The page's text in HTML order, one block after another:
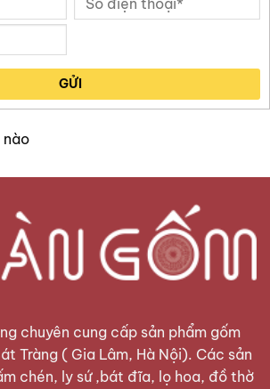
GỬI
nào
chuyên cung cấp sản phẩm gốm
Tràng ( Gia Lâm, Hà Nội). Các sản
chén, ly sứ ,bát đĩa, lọ hoa, đồ thờ